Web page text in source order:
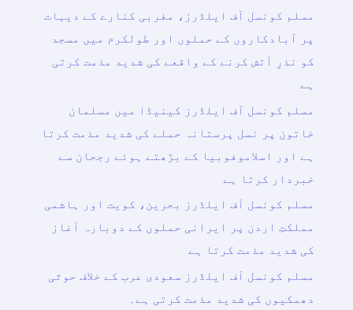
مسلم کونسل آف ایلڈرز، مغربی کنارے کے دیہات
پر آبادکاروں کے حملوں اور طولکرم میں مسجد
کو نذرِ آتش کرنے کے واقعے کی شدید مذمت کرتی
ہے
مسلم کونسل آف ایلڈرز کینیڈا میں مسلمان
خاتون پر نسل پرستانہ حملے کی شدید مذمت کرتا
ہے اور اسلاموفوبیا کے بڑھتے ہوئے رجحان سے
خبردار کرتا ہے
مسلم کونسل آف ایلڈرز بحرین، کویت اور ہاشمی
مملکتِ اردن پر ایرانی حملوں کے دوبارہ آغاز
کی شدید مذمت کرتا ہے
مسلم کونسل آف ایلڈرز سعودی عرب کے خلاف حوثی
دھمکیوں کی شدید مذمت کرتی ہے۔